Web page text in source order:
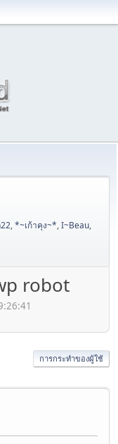
,*~เก้าคุง~*,I~Beau,
robot
การกระทำของผู้ใช้